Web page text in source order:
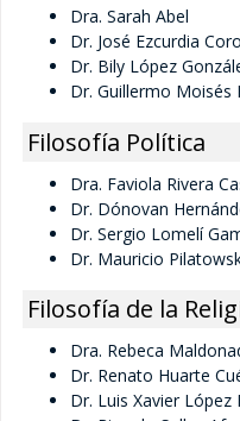
Tutores por
Dra. Sarah Abel
Dr. José Ezcurdia
Dr. Bily López
Dr. Guillermo Moisés
Filosofía Política
Dra. Faviola Rivera
Dr. Dónovan
Dr. Sergio Lomelí
Dr. Mauricio
Filosofía de la
Dra. Rebeca
Dr. Renato Huarte
Dr. Luis Xavier López